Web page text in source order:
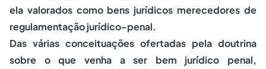
ela valorados como bens jurídicos merecedores de
regulamentação jurídico-penal.
Das várias conceituações ofertadas pela doutrina
sobre o que venha a ser bem jurídico penal,